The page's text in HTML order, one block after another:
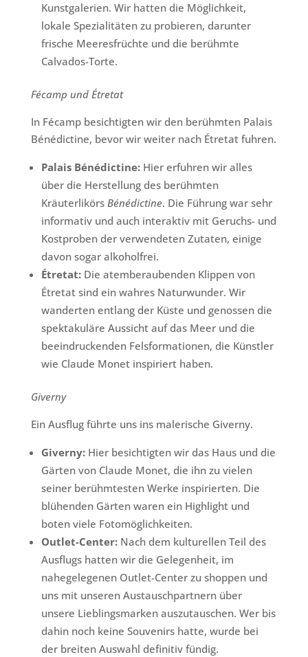
Kunstgalerien. Wir hatten die Möglichkeit,
lokale Spezialitäten zu probieren, darunter
frische Meeresfrüchte und die berühmte
Calvados-Torte.
Fécamp und Étretat
In Fécamp besichtigten wir den berühmten Palais
Bénédictine, bevor wir weiter nach Étretat fuhren.
Palais Bénédictine:Hier erfuhren wir alles
über die Herstellung des berühmten
Kräuterlikörs Bénédictine. Die Führung war sehr
informativ und auch interaktiv mit Geruchs- und
Kostproben der verwendeten Zutaten, einige
davon sogar alkoholfrei.
Étretat:Die atemberaubenden Klippen von
Étretat sind ein wahres Naturwunder. Wir
wanderten entlang der Küste und genossen die
spektakuläre Aussicht auf das Meer und die
beeindruckenden Felsformationen, die Künstler
wie Claude Monet inspiriert haben.
Giverny
Ein Ausflug führte uns ins malerische Giverny.
Giverny:Hier besichtigten wir das Haus und die
Gärten von Claude Monet, die ihn zu vielen
seiner berühmtesten Werke inspirierten. Die
blühenden Gärten waren ein Highlight und
boten viele Fotomöglichkeiten.
Outlet-Center:Nach dem kulturellen Teil des
Ausflugs hatten wir die Gelegenheit, im
nahegelegenen Outlet-Center zu shoppen und
uns mit unseren Austauschpartnern über
unsere Lieblingsmarken auszutauschen. Wer bis
dahin noch keine Souvenirs hatte, wurde bei
der breiten Auswahl definitiv fündig.